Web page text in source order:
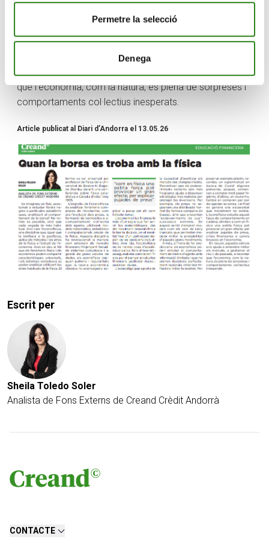
Permetre la selecció
Denega
una petita força pot provocar un gran efecte, per
explicar pujades de preus, crisis financeres o canvis
bruscos en l’economia.
En resum, aquesta ciència ens ajuda a entendre millor
els mercats, a gestionar el risc i, de passada, a recordar
que l’economia, com la natura, és plena de sorpreses i
comportaments col·lectius inesperats.
Article publicat al Diari d’Andorra el 13.05.26
Escrit per
Sheila Toledo Soler
Analista de Fons Externs de Creand Crèdit Andorrà
CONTACTE